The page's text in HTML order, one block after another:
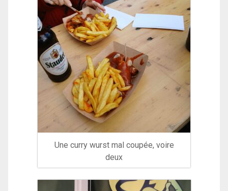
Une curry wurst mal coupée, voire
deux